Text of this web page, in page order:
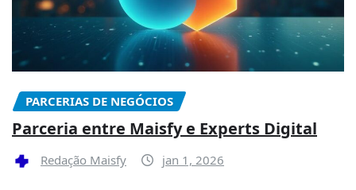
PARCERIAS DE NEGÓCIOS
Parceria entre Maisfy e Experts Digital
Redação Maisfy jan 1, 2026